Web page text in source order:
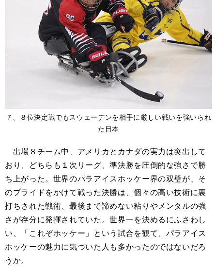
７、８位決定戦でもスウェーデンを相手に厳しい戦いを強いられ
た日本
出場８チーム中、アメリカとカナダの実力は突出して
おり、どちらも１次リーグ、準決勝を圧倒的な強さで勝
ち上がった。世界のパラアイスホッケー界の双璧が、そ
のプライドをかけて戦った決勝は、個々の高い技術に裏
打ちされた戦術、最後まで諦めない粘りやメンタルの強
さが存分に発揮されていた。世界一を決めるにふさわし
い、「これぞホッケー」という試合を観て、パラアイス
ホッケーの魅力に気づいた人も多かったのではないだろ
うか。